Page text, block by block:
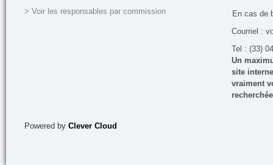
> Voir les responsables par commission
En cas de
Courriel :
Tel : (33)
Un
site
vraiment
Powered by Clever Cloud